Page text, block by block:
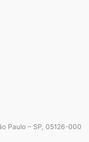
Paulo – SP, 05126-000